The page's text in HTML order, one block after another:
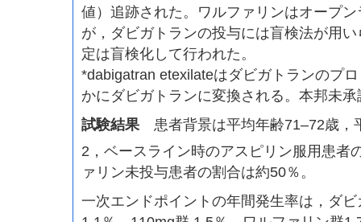
値）追跡された。ワルファリンはオープ
が，ダビガトランの投与には盲検法が用
定は盲検化して行われた。
*dabigatran etexilateはダビガトランのプ
かにダビガトランに変換される。本邦未承
試験結果 患者背景は平均年齢71–72歳，
2，ベースライン時のアスピリン服用患者
ァリン未投与患者の割合は約50％。
一次エンドポイントの年間発生率は，ダ